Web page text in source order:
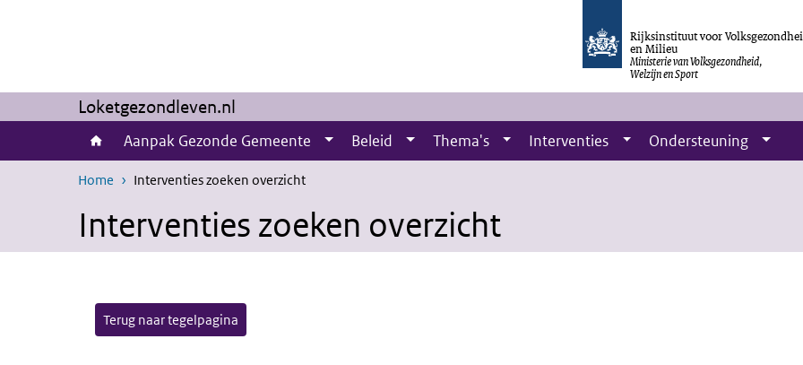
Rijksinstituut voor
en Milieu
Ministerie van Volksgezondheid,
Welzijn en Sport
Loketgezondleven.nl
Aanpak Gezonde Gemeente Beleid Thema's Interventies Ondersteuning
Home Interventies zoeken overzicht
Interventies zoeken overzicht
Terug naar tegelpagina